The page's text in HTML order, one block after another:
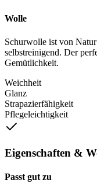
Wolle
Schurwolle ist von
selbstreinigend. Der
Gemütlichkeit.
Weichheit
Glanz
Strapazierfähigkeit
Pflegeleichtigkeit
Eigenschaften &
Passt gut zu